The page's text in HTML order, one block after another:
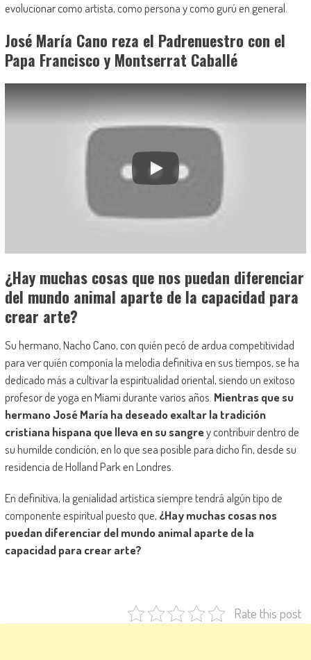
evolucionar como artista, como persona y como gurú en general.
José María Cano reza el Padrenuestro con el
Papa Francisco y Montserrat Caballé
¿Hay muchas cosas que nos puedan diferenciar
del mundo animal aparte de la capacidad para
crear arte?
Su hermano, Nacho Cano, con quién pecó de ardua competitividad
para ver quién componía la melodía definitiva en sus tiempos, se ha
dedicado más a cultivar la espiritualidad oriental, siendo un exitoso
profesor de yoga en Miami durante varios años. Mientras que su
hermano José María ha deseado exaltar la tradición
cristiana hispana que lleva en su sangrey contribuir dentro de
su humilde condición, en lo que sea posible para dicho fin, desde su
residencia de Holland Park en Londres.
En definitiva, la genialidad artística siempre tendrá algún tipo de
componente espiritual puesto que, ¿Hay muchas cosas nos
puedan diferenciar del mundo animal aparte de la
capacidad para crear arte?
Rate this post